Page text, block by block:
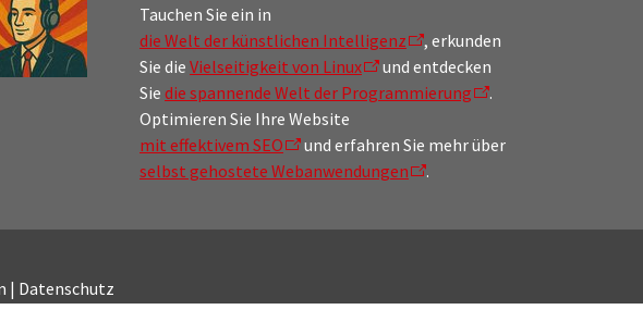
Tauchen Sie ein in
die Welt der künstlichen Intelligenz
, erkunden
Sie die Vielseitigkeit von Linux
und entdecken
Sie die spannende Welt der Programmierung
.
Optimieren Sie Ihre Website
mit effektivem SEO
und erfahren Sie mehr über
selbst gehostete Webanwendungen
.
| Datenschutz